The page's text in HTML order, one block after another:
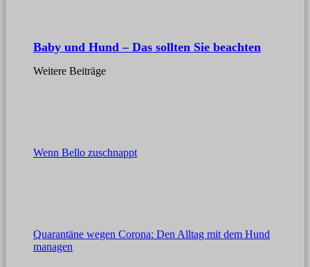
Baby und Hund – Das sollten Sie beachten
Weitere Beiträge
Wenn Bello zuschnappt
Quarantäne wegen Corona: Den Alltag mit dem Hund
managen